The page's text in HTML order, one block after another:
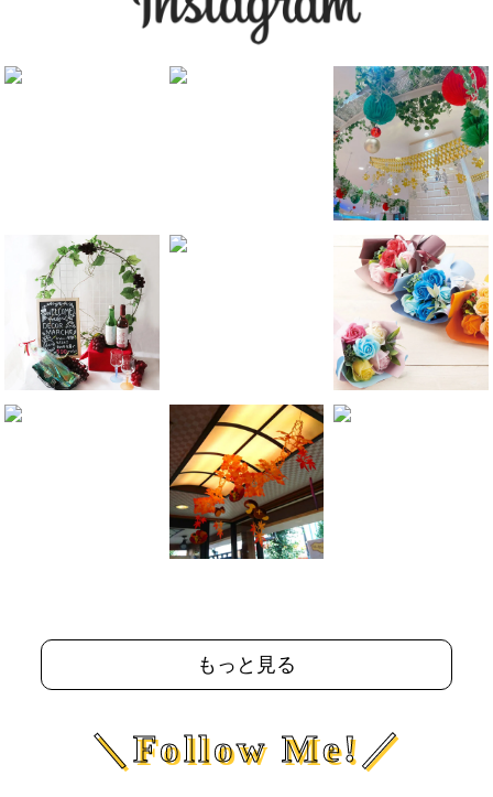
もっと見る
＼Follow Me!／